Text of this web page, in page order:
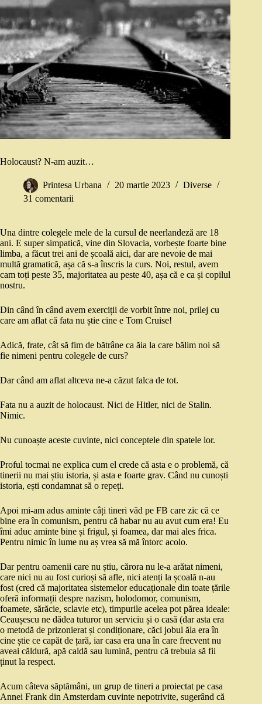
Holocaust? N-am auzit…
Printesa Urbana 20 martie 2023
Diverse
31 comentarii
Una dintre colegele mele de la cursul de neerlandeză are 18
ani. E super simpatică, vine din Slovacia, vorbește foarte bine
limba, a făcut trei ani de școală aici, dar are nevoie de mai
multă gramatică, așa că s-a înscris la curs. Noi, restul, avem
cam toți peste 35, majoritatea au peste 40, așa că e ca și copilul
nostru.
Din când în când avem exerciții de vorbit între noi, prilej cu
care am aflat că fata nu știe cine e Tom Cruise!
Adică, frate, cât să fim de bătrâne ca ăia la care bălim noi să
fie nimeni pentru colegele de curs?
Dar când am aflat altceva ne-a căzut falca de tot.
Fata nu a auzit de holocaust. Nici de Hitler, nici de Stalin.
Nimic.
Nu cunoaște aceste cuvinte, nici conceptele din spatele lor.
Proful tocmai ne explica cum el crede că asta e o problemă, că
tinerii nu mai știu istoria, și asta e foarte grav. Când nu cunoști
istoria, ești condamnat să o repeți.
Apoi mi-am adus aminte câți tineri văd pe FB care zic că ce
bine era în comunism, pentru că habar nu au avut cum era! Eu
îmi aduc aminte bine și frigul, și foamea, dar mai ales frica.
Pentru nimic în lume nu aș vrea să mă întorc acolo.
Dar pentru oamenii care nu știu, cărora nu le-a arătat nimeni,
care nici nu au fost curioși să afle, nici atenți la școală n-au
fost (cred că majoritatea sistemelor educaționale din toate țările
oferă informații despre nazism, holodomor, comunism,
foamete, sărăcie, sclavie etc), timpurile acelea pot părea ideale:
Ceaușescu ne dădea tuturor un serviciu și o casă (dar asta era
o metodă de prizonierat și condiționare, căci jobul ăla era în
cine știe ce capăt de țară, iar casa era una în care frecvent nu
aveai căldură, apă caldă sau lumină, pentru că trebuia să fii
ținut la respect.
Acum câteva săptămâni, un grup de tineri a proiectat pe casa
Annei Frank din Amsterdam cuvinte nepotrivite, sugerând că